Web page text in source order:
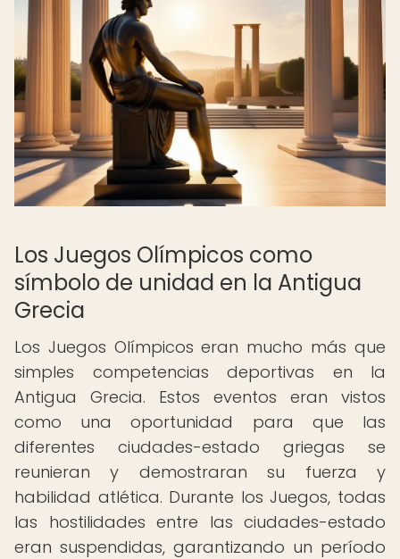
Los Juegos Olímpicos como
símbolo de unidad en la Antigua
Grecia
Los Juegos Olímpicos eran mucho más que
simples competencias deportivas en la
Antigua Grecia. Estos eventos eran vistos
como una oportunidad para que las
diferentes ciudades-estado griegas se
reunieran y demostraran su fuerza y
habilidad atlética. Durante los Juegos, todas
las hostilidades entre las ciudades-estado
eran suspendidas, garantizando un período